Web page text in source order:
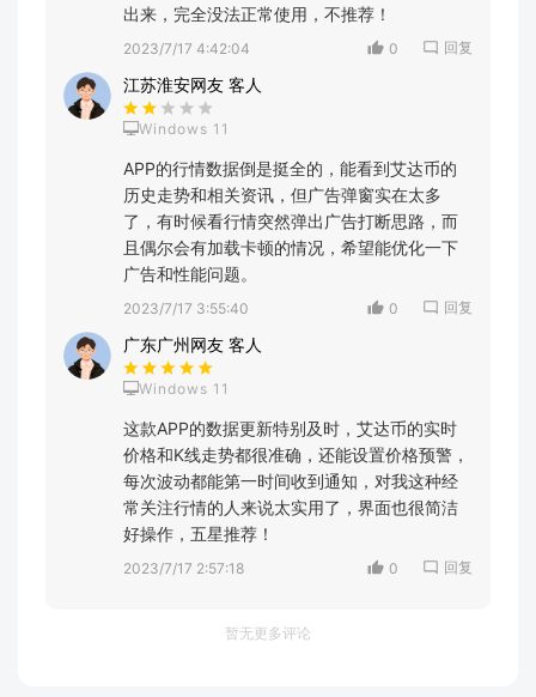
出来，完全没法正常使用，不推荐！
2023/7/17 4:42:04 0 回复
江苏淮安网友 客人
Windows 11
APP的行情数据倒是挺全的，能看到艾达币的
历史走势和相关资讯，但广告弹窗实在太多
了，有时候看行情突然弹出广告打断思路，而
且偶尔会有加载卡顿的情况，希望能优化一下
广告和性能问题。
2023/7/17 3:55:40 0 回复
广东广州网友 客人
Windows 11
这款APP的数据更新特别及时，艾达币的实时
价格和K线走势都很准确，还能设置价格预警，
每次波动都能第一时间收到通知，对我这种经
常关注行情的人来说太实用了，界面也很简洁
好操作，五星推荐！
2023/7/17 2:57:18 0 回复
暂无更多评论